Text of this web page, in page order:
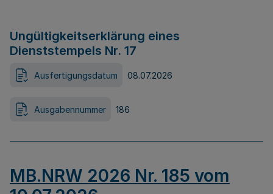
Ungültigkeitserklärung eines
Dienststempels Nr. 17
Ausfertigungsdatum 08.07.2026
Ausgabennummer 186
MB.NRW 2026 Nr. 185 vom